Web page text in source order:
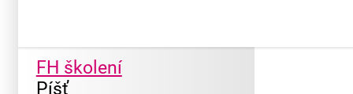
FH školení
Píšť